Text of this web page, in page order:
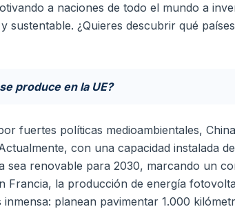
a naciones de todo el mundo a
¿Quieres descubrir qué
produce en la UE?
fuertes políticas medioambientales,
con una capacidad instalada
sea renovable para 2030, marcando un
Francia, la producción de energía
planean pavimentar 1.000